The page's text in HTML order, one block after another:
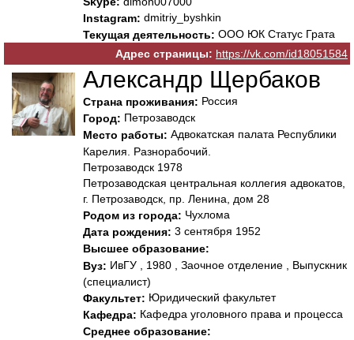
Instagram: dmitriy_byshkin
Текущая деятельность: ООО ЮК Статус Грата
Адрес страницы: https://vk.com/id18051584
Александр Щербаков
Страна проживания: Россия
Город: Петрозаводск
Место работы: Адвокатская палата Республики
Карелия. Разнорабочий.
Петрозаводск 1978
Петрозаводская центральная коллегия адвокатов,
г. Петрозаводск, пр. Ленина, дом 28
Родом из города: Чухлома
Дата рождения: 3 сентября 1952
Высшее образование:
Вуз: ИвГУ , 1980 , Заочное отделение , Выпускник
(специалист)
Факультет: Юридический факультет
Кафедра: Кафедра уголовного права и процесса
Среднее образование: